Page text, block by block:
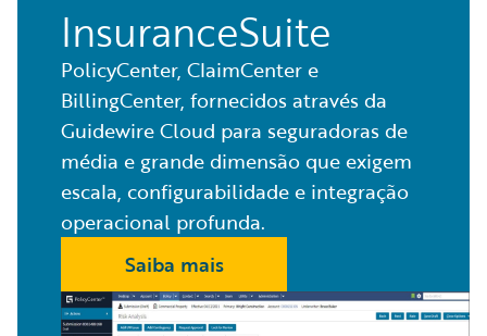
InsuranceSuite
PolicyCenter, ClaimCenter e
BillingCenter, fornecidos através da
Guidewire Cloud para seguradoras de
média e grande dimensão que exigem
escala, configurabilidade e integração
operacional profunda.
Saiba mais